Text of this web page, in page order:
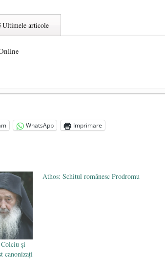
Ultimele articole
despre președintele Ucrainei,
Națiunea - 21 aprilie 2026
efecte. Bustul poetului Octavian Goga,
WhatsApp Imprimare
și
canonizați
Athos: Schitul românesc Prodromu